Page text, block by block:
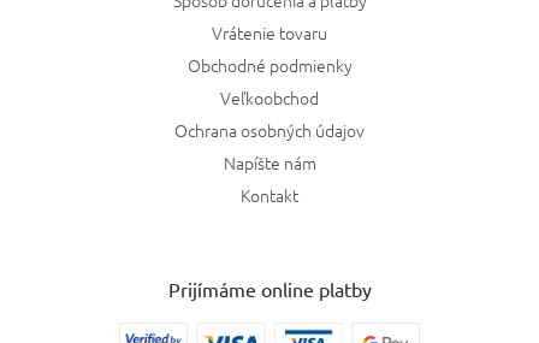
Vrátenie tovaru
Obchodné podmienky
Veľkoobchod
Ochrana osobných údajov
Napíšte nám
Kontakt
Prijímáme online platby